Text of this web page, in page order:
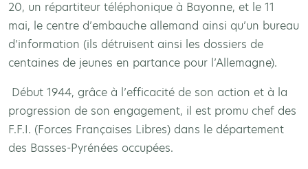
20, un répartiteur téléphonique à Bayonne, et le 11
mai, le centre d’embauche allemand ainsi qu’un bureau
d’information (ils détruisent ainsi les dossiers de
centaines de jeunes en partance pour l’Allemagne).
Début 1944, grâce à l’efficacité de son action et à la
progression de son engagement, il est promu chef des
F.F.I. (Forces Françaises Libres) dans le département
des Basses-Pyrénées occupées.